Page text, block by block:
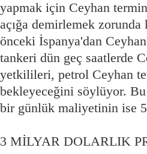
yapmak için Ceyhan
açığa demirlemek
önceki İspanya'dan
tankeri dün geç saatlerde
yetkilileri, petrol Ceyhan
bekleyeceğini söylüyor.
bir günlük maliyetinin ise
3 MİLYAR DOLARLIK